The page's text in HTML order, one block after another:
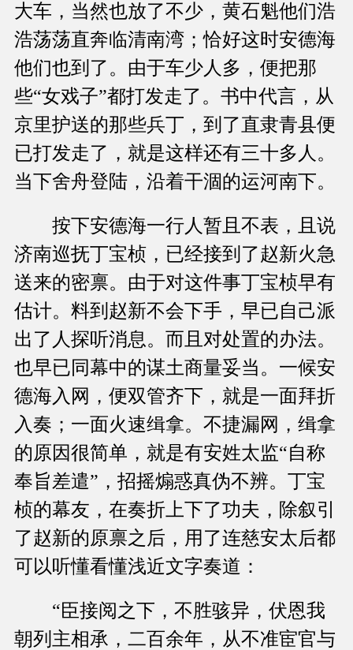
大车，当然也放了不少，黄石魁他们浩
浩荡荡直奔临清南湾；恰好这时安德海
他们也到了。由于车少人多，便把那
些“女戏子”都打发走了。书中代言，从
京里护送的那些兵丁，到了直隶青县便
已打发走了，就是这样还有三十多人。
当下舍舟登陆，沿着干涸的运河南下。
按下安德海一行人暂且不表，且说
济南巡抚丁宝桢，已经接到了赵新火急
送来的密禀。由于对这件事丁宝桢早有
估计。料到赵新不会下手，早已自己派
出了人探听消息。而且对处置的办法。
也早已同幕中的谋土商量妥当。一候安
德海入网，便双管齐下，就是一面拜折
入奏；一面火速缉拿。不捷漏网，缉拿
的原因很简单，就是有安姓太监“自称
奉旨差遣”，招摇煽惑真伪不辨。丁宝
桢的幕友，在奏折上下了功夫，除叙引
了赵新的原禀之后，用了连慈安太后都
可以听懂看懂浅近文字奏道：
“臣接阅之下，不胜骇异，伏恩我
朝列主相承，二百余年，从不准宦官与